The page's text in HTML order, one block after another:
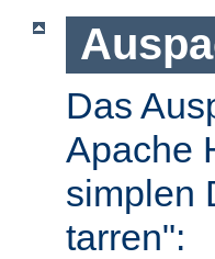
Das
Apache
simplen
tarren":